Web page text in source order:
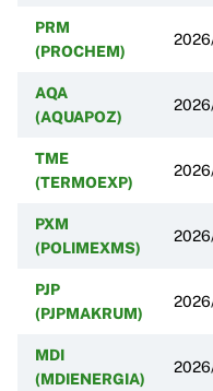
PRM
(PROCHEM)
AQA
(AQUAPOZ)
TME
(TERMOEXP)
PXM
(POLIMEXMS)
PJP
(PJPMAKRUM)
MDI
(MDIENERGIA)